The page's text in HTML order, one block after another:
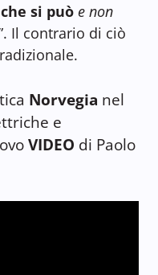
si può e non
Il contrario di ciò
Norvegia nel
e
VIDEO di Paolo